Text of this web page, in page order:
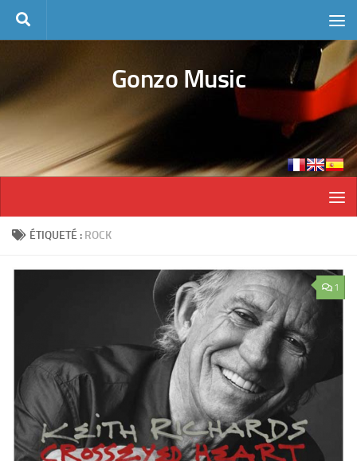
Skip to content
Gonzo Music
ÉTIQUETÉ : ROCK
1